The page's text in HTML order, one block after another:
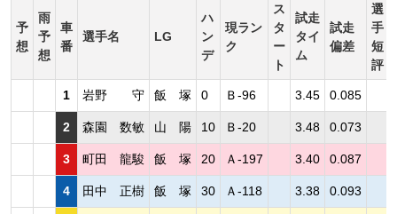
予
想
雨
予
想
車
番
選手名 LG
ハ
ン
デ
現ラン
ク
ス
タ
ー
ト
試走
タイ
ム
試走
偏差
選
手
短
評
1 岩野 守 飯 塚 0 Ｂ-96 3.45 0.085
2 森園 数敏 山 陽 10 Ｂ-20 3.48 0.073
3 町田 龍駿 飯 塚 20 Ａ-197 3.40 0.087
4 田中 正樹 飯 塚 30 Ａ-118 3.38 0.093